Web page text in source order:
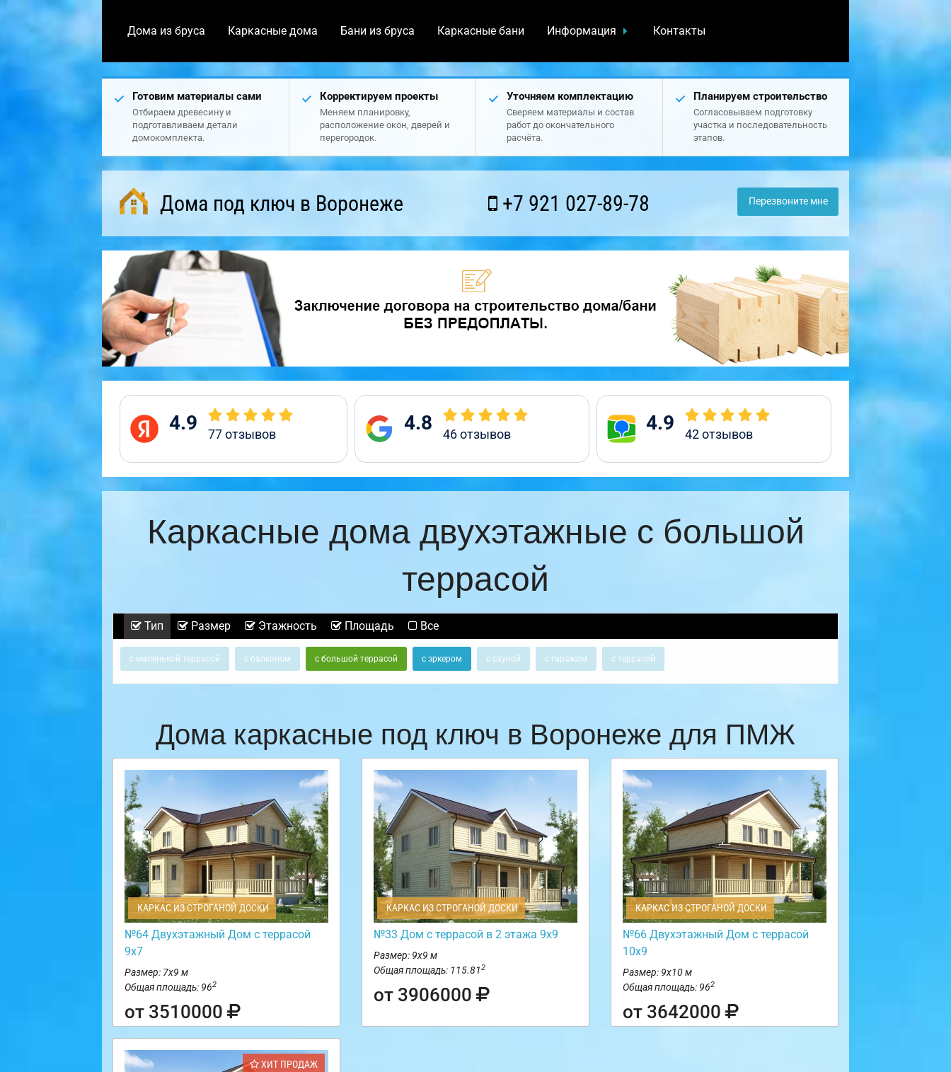
Дома из бруса Каркасные дома Бани из бруса Каркасные бани Информация Контакты
Готовим материалы сами
Отбираем древесину и
подготавливаем детали
домокомплекта.
Корректируем проекты
Меняем планировку,
расположение окон, дверей и
перегородок.
Уточняем комплектацию
Сверяем материалы и состав
работ до окончательного
расчёта.
Планируем строительство
Согласовываем подготовку
участка и последовательность
этапов.
Дома под ключ в Воронеже +7 921 027-89-78 Перезвоните мне
4.9 77отзывов 4.8 46отзывов 4.9 42отзывов
Каркасные дома двухэтажные с большой
террасой
Тип Размер Этажность Площадь Все
с маленькой террасой с балконом с большой террасой с эркером с сауной с гаражом с террасой
Дома каркасные под ключ в Воронеже для ПМЖ
КАРКАС ИЗ СТРОГАНОЙ ДОСКИ
№64 Двухэтажный Дом с террасой
9х7
Размер: 7х9 м
Общая площадь: 962
от 3510000
КАРКАС ИЗ СТРОГАНОЙ ДОСКИ
№33 Дом с террасой в 2 этажа 9х9
Размер: 9х9 м
Общая площадь: 115.812
от 3906000
КАРКАС ИЗ СТРОГАНОЙ ДОСКИ
№66 Двухэтажный Дом с террасой
10х9
Размер: 9х10 м
Общая площадь: 962
от 3642000
ХИТ ПРОДАЖ